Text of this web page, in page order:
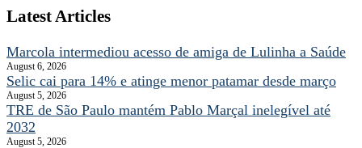
Latest Articles
Marcola intermediou acesso de amiga de Lulinha a Saúde
August 6, 2026
Selic cai para 14% e atinge menor patamar desde março
August 5, 2026
TRE de São Paulo mantém Pablo Marçal inelegível até
2032
August 5, 2026